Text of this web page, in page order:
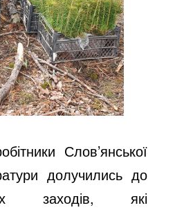
Слов’янської
долучились до
заходів, які